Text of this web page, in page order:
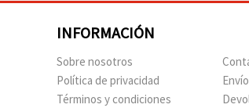
INFORMACIÓN
Sobre nosotros
Política de privacidad
Términos y condiciones